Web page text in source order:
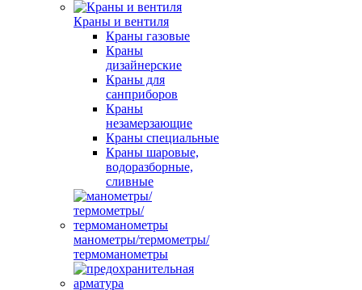
Краны и вентиля
Краны газовые
Краны
дизайнерские
Краны для
санприборов
Краны
незамерзающие
Краны специальные
Краны шаровые,
водоразборные,
сливные
манометры/термометры/
термоманометры